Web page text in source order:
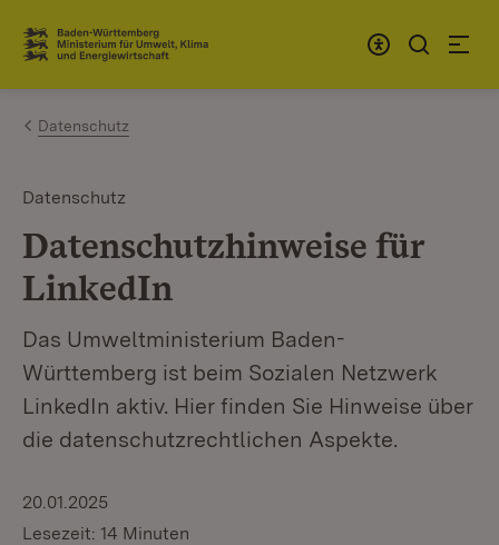
Zum Inhalt springen
Link zur Startseite
Datenschutz
Datenschutz
Datenschutzhinweise für
LinkedIn
Das Umweltministerium Baden-
Württemberg ist beim Sozialen Netzwerk
LinkedIn aktiv. Hier finden Sie Hinweise über
die datenschutzrechtlichen Aspekte.
20.01.2025
Lesezeit: 14 Minuten